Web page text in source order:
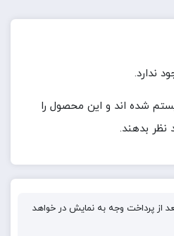
ندارد.
شده اند و این محصول را
نظر بدهند.
از پرداخت وجه به نمایش در خواهد